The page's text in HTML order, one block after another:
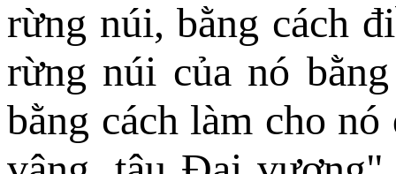
rừng núi, bằng cách
rừng núi của nó
bằng cách làm cho